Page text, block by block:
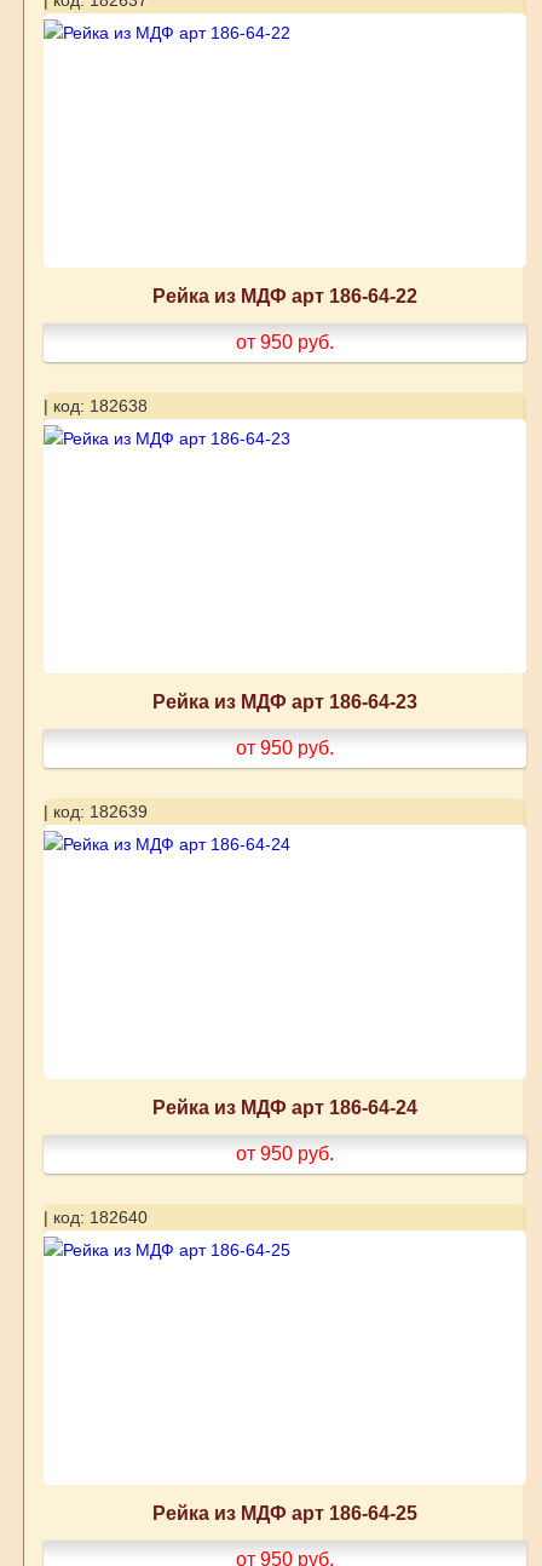
Рейка из МДФ арт 186-64-22
от 950 руб.
| код: 182638
Рейка из МДФ арт 186-64-23
от 950 руб.
| код: 182639
Рейка из МДФ арт 186-64-24
от 950 руб.
| код: 182640
Рейка из МДФ арт 186-64-25
от 950 руб.